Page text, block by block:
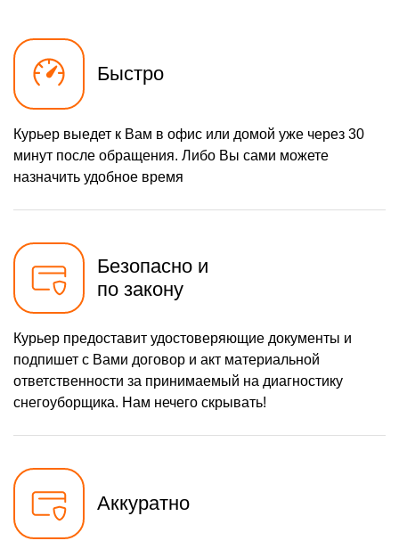
Замена/Pемонт стартера
Замена расходных
материалов карбюратора
Замена шины на колесном
Замена ремней
1100 р
Смазка втулок
600 р
Замена цепи привода
хода
Замена шкива привода
хода
1160 р
Замена (установка)
срезного болта
Заказать
Замена корпуса шнека
1650 р
Смазка осей привода
1400 р
Замена подшипника
колеса
Замена маховика
Быстро
Курьер выедет к Вам в офис или домой уже через 30
минут после обращения. Либо Вы сами можете
назначить удобное время
Безопасно и
по закону
Курьер предоставит удостоверяющие документы и
подпишет с Вами договор и акт материальной
ответственности за принимаемый на диагностику
снегоуборщика. Нам нечего скрывать!
Аккуратно